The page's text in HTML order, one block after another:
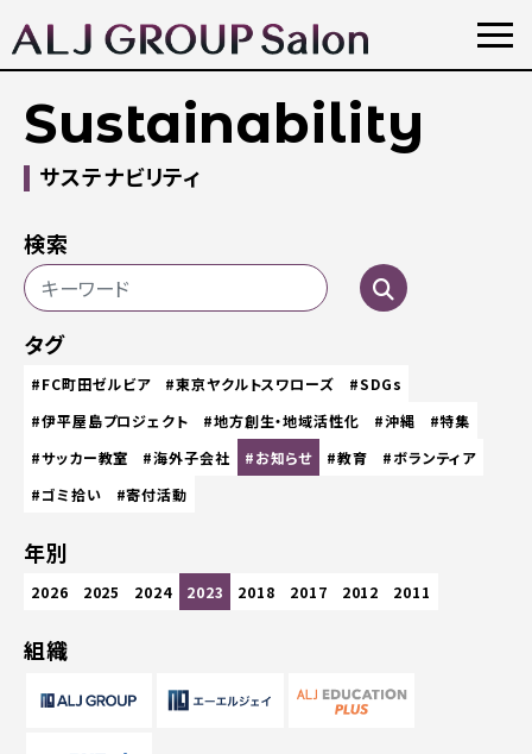
Sustainability
サステナビリティ
検索
タグ
#FC町田ゼルビア #東京ヤクルトスワローズ
#SDGs
#伊平屋島プロジェクト
#地方創生・地域活性化 #沖縄
#特集
#サッカー教室
#海外子会社 #お知らせ #教育
#ボランティア
#ゴミ拾い
#寄付活動
年別
2026 2025 2024 2023 2018 2017 2012 2011
組織